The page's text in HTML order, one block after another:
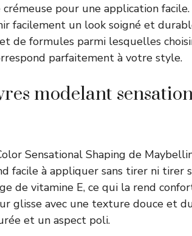
pour une application facile.
facilement un look soigné et
de formules parmi lesquelles
parfaitement à votre style.
modelant
Sensational Shaping de
facile à appliquer sans tirer ni tirer
de vitamine E, ce qui la rend
glisse avec une texture douce et
et un aspect poli.